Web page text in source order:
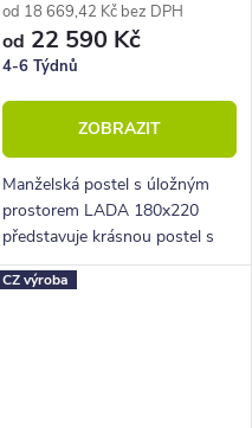
od 18 669,42 Kč bez DPH
od 22 590 Kč
4-6 Týdnů
ZOBRAZIT
Manželská postel s úložným
prostorem LADA 180x220
představuje krásnou postel s
možnosti různého barevného
provedení.
CZ výroba